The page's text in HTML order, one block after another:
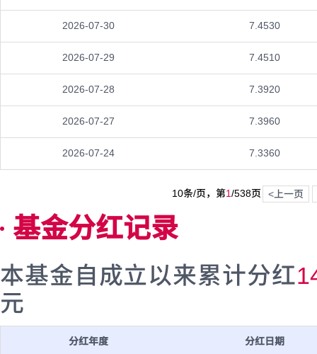
2026-07-30 7.4530
2026-07-29 7.4510
2026-07-28 7.3920
2026-07-27 7.3960
2026-07-24 7.3360
10条/页，第1/538页 <上一页
基金分红记录
本基金自成立以来累计分红
元
分红年度 分红日期